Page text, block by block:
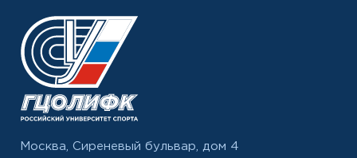
Москва, Сиреневый бульвар, дом 4